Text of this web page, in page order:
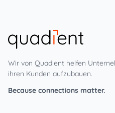
Wir von Quadient helfen
ihren Kunden aufzubauen.
Because connections matter.